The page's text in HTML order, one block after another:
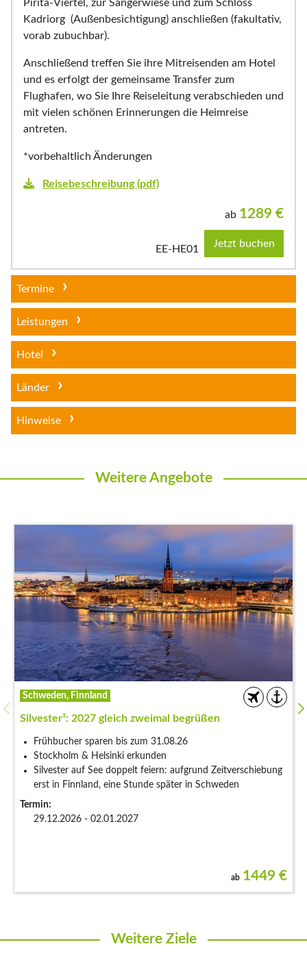
Pirita-Viertel, zur Sängerwiese und zum Schloss
Kadriorg (Außenbesichtigung) anschließen (fakultativ,
vorab zubuchbar).
Anschließend treffen Sie ihre Mitreisenden am Hotel
und es erfolgt der gemeinsame Transfer zum
Flughafen, wo Sie Ihre Reiseleitung verabschieden und
mit vielen schönen Erinnerungen die Heimreise
antreten.
*vorbehaltlich Änderungen
Reisebeschreibung (pdf)
ab 1289 €
EE-HE01 Jetzt buchen
Termine
Leistungen
Hotel
Länder
Hinweise
Weitere Angebote
Großbritannien & Nordirland
Londons Zauber im Advent
Christmas-Light-Spaziergang durch die festlich
geschmückten Straßen Londons
Ganztägige Stadtbesichtigung
Bootsfahrt auf der Themse nach Greenwich mit
Weihnachtsmarktbesuch
Termin:
ab 1389 €
Weitere Ziele